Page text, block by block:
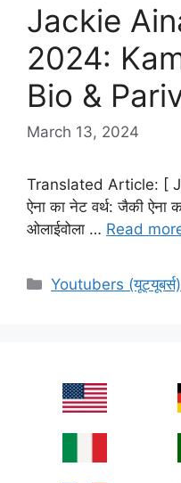
Jackie
2024:
Bio &
March 13, 2024
Translated Article: [
ऐना का नेट वर्थ: जैकी ऐना
ओलाईवोला … Read
Categories
Youtubers (यूट्यूबर्स)